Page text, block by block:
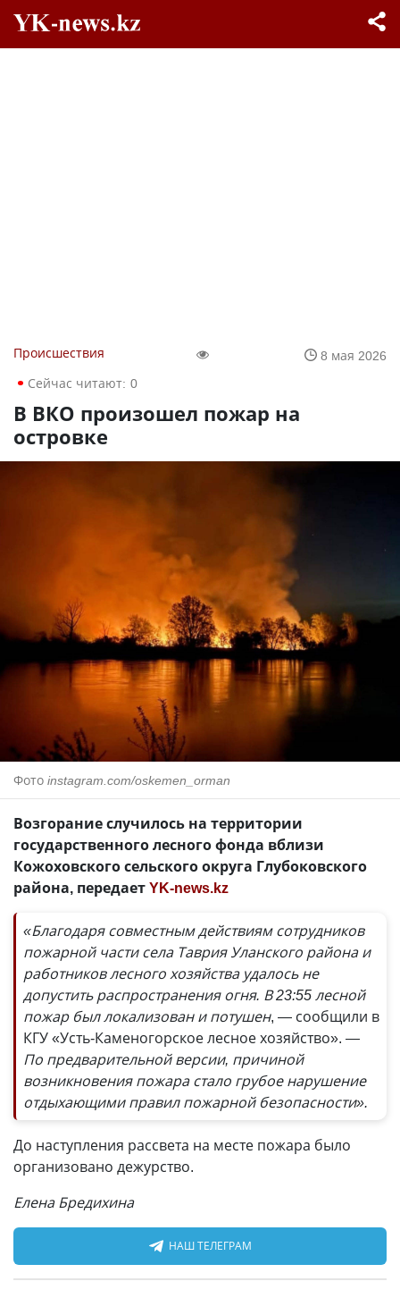
Происшествия
8 мая 2026
Сейчас читают: 0
В ВКО произошел пожар на
островке
Фото instagram.com/oskemen_orman
Возгорание случилось на территории
государственного лесного фонда вблизи
Кожоховского сельского округа Глубоковского
района, передаетYK-news.kz
«Благодаря совместным действиям сотрудников
пожарной части села Таврия Уланского района и
работников лесного хозяйства удалось не
допустить распространения огня. В 23:55 лесной
пожар был локализован и потушен, — сообщили в
КГУ «Усть-Каменогорское лесное хозяйство». —
По предварительной версии, причиной
возникновения пожара стало грубое нарушение
отдыхающими правил пожарной безопасности».
До наступления рассвета на месте пожара было
организовано дежурство.
Елена Бредихина
НАШ ТЕЛЕГРАМ